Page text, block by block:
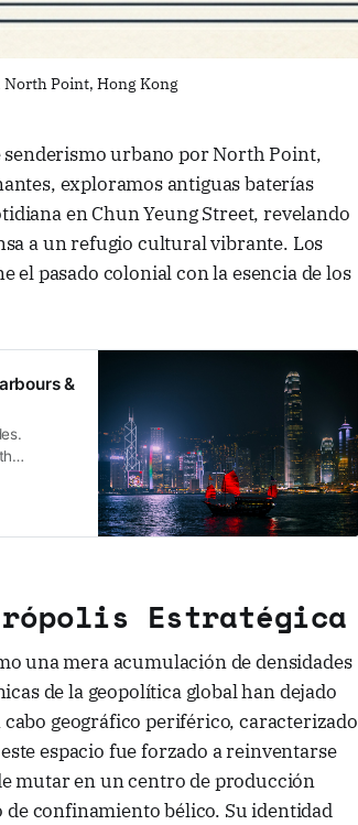
Point, Hong Kong
senderismo urbano por North Point,
exploramos antiguas baterías
en Chun Yeung Street, revelando
a un refugio cultural vibrante. Los
el pasado colonial con la esencia de los
&
Estratégica
una mera acumulación de densidades
de la geopolítica global han dejado
geográfico periférico, caracterizado
espacio fue forzado a reinventarse
mutar en un centro de producción
confinamiento bélico. Su identidad